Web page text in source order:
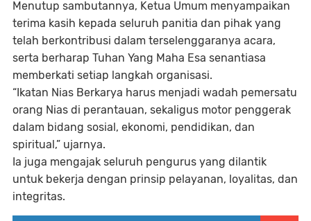
Menutup sambutannya, Ketua Umum menyampaikan
terima kasih kepada seluruh panitia dan pihak yang
telah berkontribusi dalam terselenggaranya acara,
serta berharap Tuhan Yang Maha Esa senantiasa
memberkati setiap langkah organisasi.
“Ikatan Nias Berkarya harus menjadi wadah pemersatu
orang Nias di perantauan, sekaligus motor penggerak
dalam bidang sosial, ekonomi, pendidikan, dan
spiritual,” ujarnya.
Ia juga mengajak seluruh pengurus yang dilantik
untuk bekerja dengan prinsip pelayanan, loyalitas, dan
integritas.